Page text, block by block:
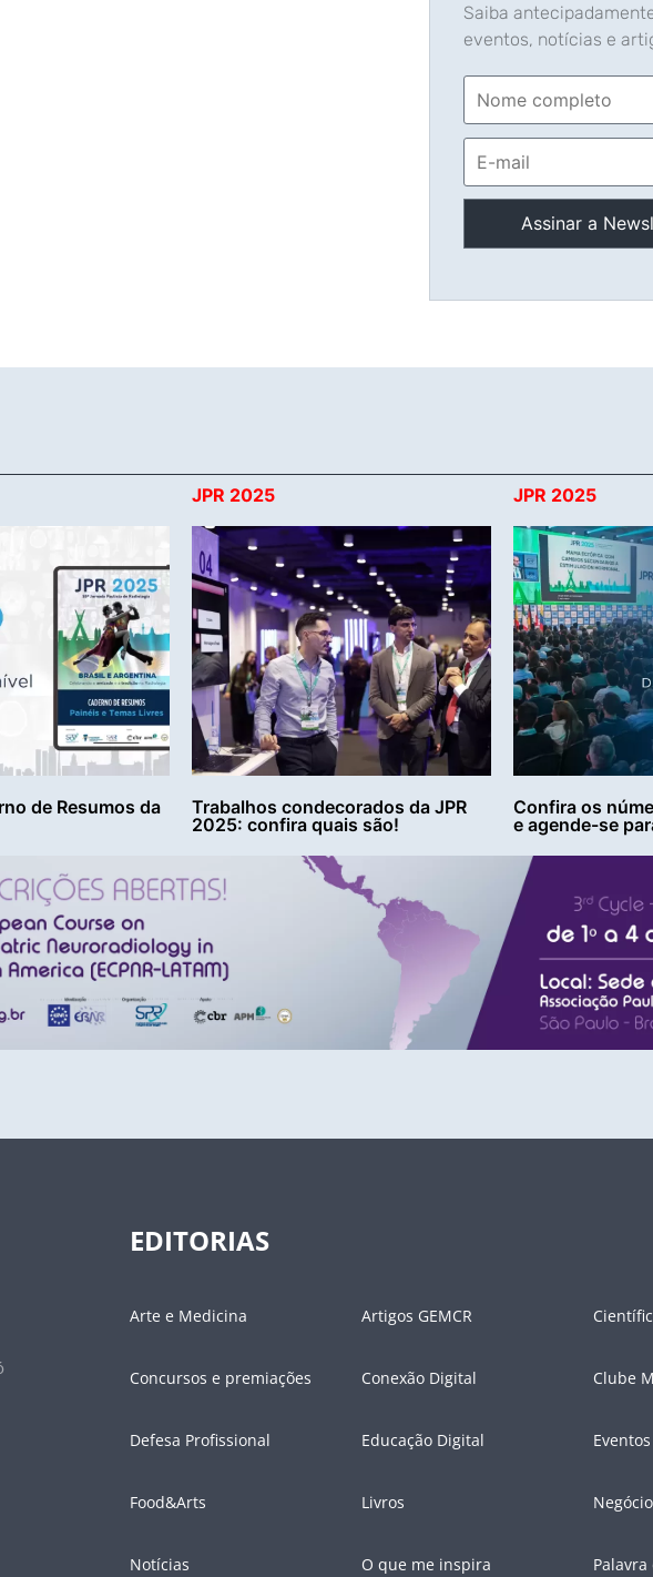
Saiba
eventos, notícias e
de Resumos da
JPR 2025
Trabalhos condecorados da JPR
2025: confira quais são!
JPR 2025
Confira os
e agende-se
EDITORIAS
Arte e Medicina Artigos GEMCR
Concursos e premiações Conexão Digital Clube
Defesa Profissional Educação Digital Eventos
Food&Arts Livros
Notícias O que me inspira